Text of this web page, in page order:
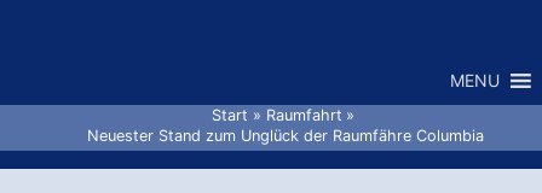
MENU
Start
Raumfahrt
Neuester Stand zum Unglück der Raumfähre Columbia